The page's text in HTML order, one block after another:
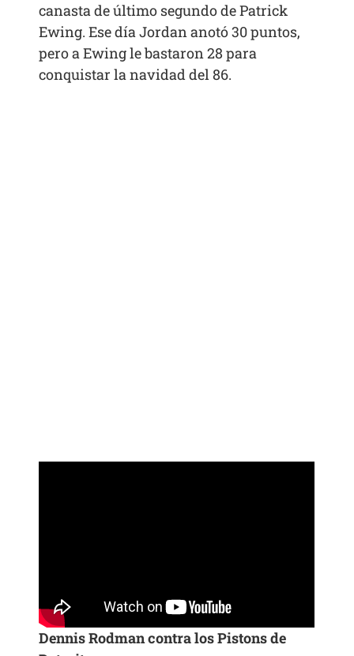
canasta de último segundo de Patrick
Ewing. Ese día Jordan anotó 30 puntos,
pero a Ewing le bastaron 28 para
conquistar la navidad del 86.
Dennis Rodman contra los Pistons de